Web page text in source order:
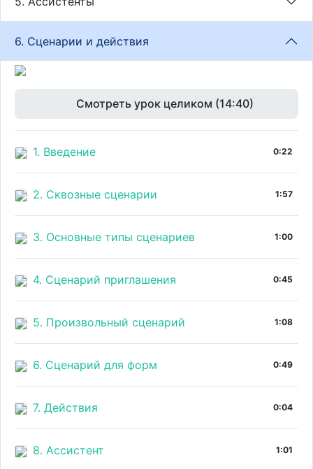
6. Сценарии и действия
Смотреть урок целиком (14:40)
1. Введение 0:22
2. Сквозные сценарии 1:57
3. Основные типы сценариев 1:00
4. Сценарий приглашения 0:45
5. Произвольный сценарий 1:08
6. Сценарий для форм 0:49
7. Действия 0:04
8. Ассистент 1:01